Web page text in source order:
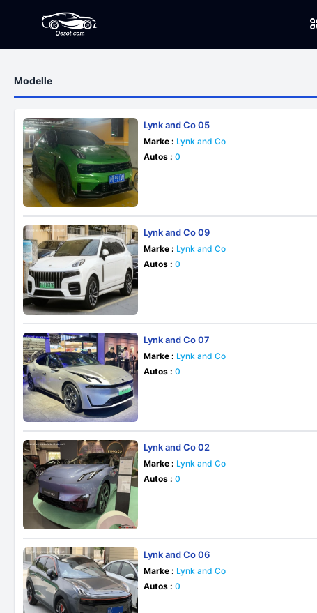
Modelle
Lynk and Co 05
Marke : Lynk and Co
Autos : 0
Lynk and Co 09
Marke : Lynk and Co
Autos : 0
Lynk and Co 07
Marke : Lynk and Co
Autos : 0
Lynk and Co 02
Marke : Lynk and Co
Autos : 0
Lynk and Co 06
Marke : Lynk and Co
Autos : 0